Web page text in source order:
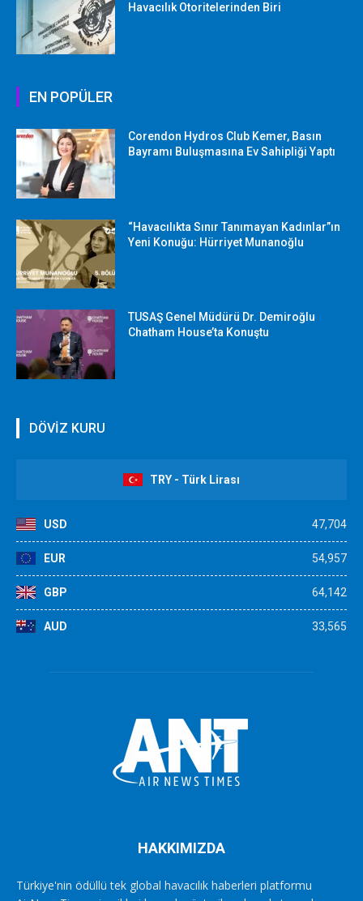
Havacılık Otoritelerinden Biri
EN POPÜLER
Corendon Hydros Club Kemer, Basın
Bayramı Buluşmasına Ev Sahipliği Yaptı
“Havacılıkta Sınır Tanımayan Kadınlar”ın
Yeni Konuğu: Hürriyet Munanoğlu
TUSAŞ Genel Müdürü Dr. Demiroğlu
Chatham House’ta Konuştu
DÖVİZ KURU
TRY - Türk Lirası
USD 47,704
EUR 54,957
GBP 64,142
AUD 33,565
HAKKIMIZDA
Türkiye'nin ödüllü tek global havacılık haberleri platformu